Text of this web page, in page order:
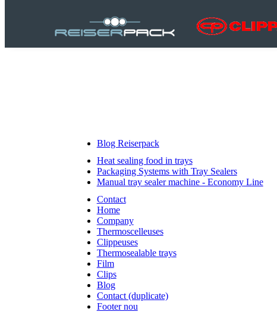
Blog Reiserpack
Heat sealing food in trays
Packaging Systems with Tray Sealers
Manual tray sealer machine - Economy Line
Contact
Home
Company
Thermoscelleuses
Clippeuses
Thermosealable trays
Film
Clips
Blog
Contact (duplicate)
Footer nou